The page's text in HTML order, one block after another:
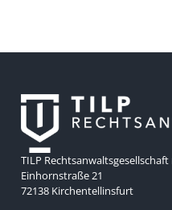
TILP
Einhornstraße 21
72138 Kirchentellinsfurt